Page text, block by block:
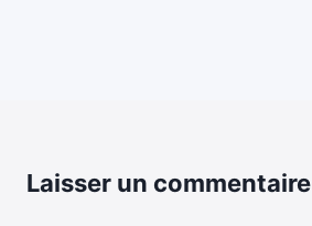
Laisser un commentaire